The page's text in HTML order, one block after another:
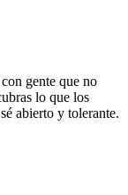
gente que no
lo que los
abierto y tolerante.